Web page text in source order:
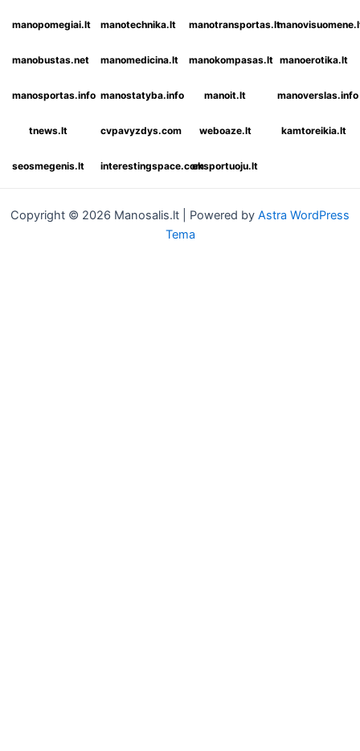
manopomegiai.lt manotechnika.lt manotransportas.lt
manobustas.net manomedicina.lt manokompasas.lt manoerotika.lt
manosportas.info manostatyba.info manoit.lt manoverslas.info
tnews.lt cvpavyzdys.com weboaze.lt kamtoreikia.lt
seosmegenis.lt interestingspace.comeksportuoju.lt
Copyright © 2026 Manosalis.lt | Powered by Astra WordPress
Tema